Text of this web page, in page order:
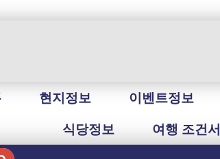
현지정보 이벤트정보
식당정보
여행 조건서